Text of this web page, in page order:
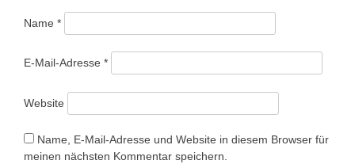
Name *
E-Mail-Adresse *
Website
Name, E-Mail-Adresse und Website in diesem Browser für
meinen nächsten Kommentar speichern.